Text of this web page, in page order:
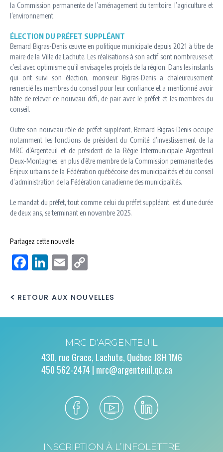
la Commission permanente de l’aménagement du territoire, l’agriculture et
l’environnement.
ÉLECTION DU PRÉFET SUPPLÉANT
Bernard Bigras-Denis œuvre en politique municipale depuis 2021 à titre de
maire de la Ville de Lachute. Les réalisations à son actif sont nombreuses et
c’est avec optimisme qu’il envisage les projets de la région. Dans les instants
qui ont suivi son élection, monsieur Bigras-Denis a chaleureusement
remercié les membres du conseil pour leur confiance et a mentionné avoir
hâte de relever ce nouveau défi, de pair avec le préfet et les membres du
conseil.
Outre son nouveau rôle de préfet suppléant, Bernard Bigras-Denis occupe
notamment les fonctions de président du Comité d’investissement de la
MRC d’Argenteuil et de président de la Régie Intermunicipale Argenteuil
Deux-Montagnes, en plus d’être membre de la Commission permanente des
Enjeux urbains de la Fédération québécoise des municipalités et du conseil
d’administration de la Fédération canadienne des municipalités.
Le mandat du préfet, tout comme celui du préfet suppléant, est d’une durée
de deux ans, se terminant en novembre 2025.
Partagez cette nouvelle
Facebook
LinkedIn
Email
RETOUR AUX NOUVELLES
MRC D’ARGENTEUIL
430, rue Grace, Lachute, Québec J8H 1M6
450 562-2474 | mrc@argenteuil.qc.ca
INSCRIPTION À L’INFOLETTRE